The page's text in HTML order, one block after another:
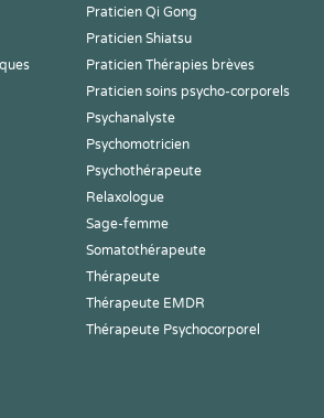
Praticien Qi Gong
Praticien Shiatsu
Praticien Thérapies brèves
Praticien soins psycho-corporels
Psychanalyste
Psychomotricien
Psychothérapeute
Relaxologue
Sage-femme
Somatothérapeute
Thérapeute
Thérapeute EMDR
Thérapeute Psychocorporel